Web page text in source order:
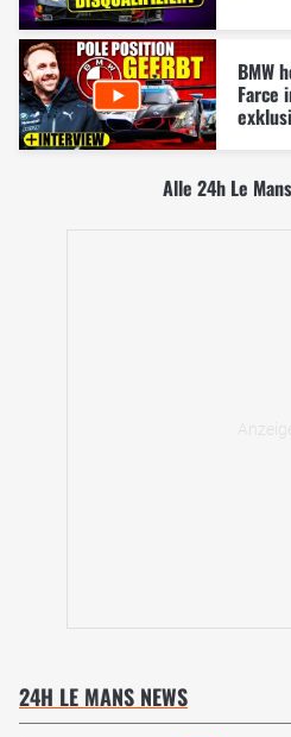
BMW
Farce
Alle 24h Le
24H LE MANS NEWS